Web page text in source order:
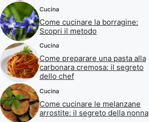
Cucina
Come cucinare la borragine:
Scopri il metodo
Cucina
Come preparare una pasta alla
carbonara cremosa: il segreto
dello chef
Cucina
Come cucinare le melanzane
arrostite: il segreto della nonna